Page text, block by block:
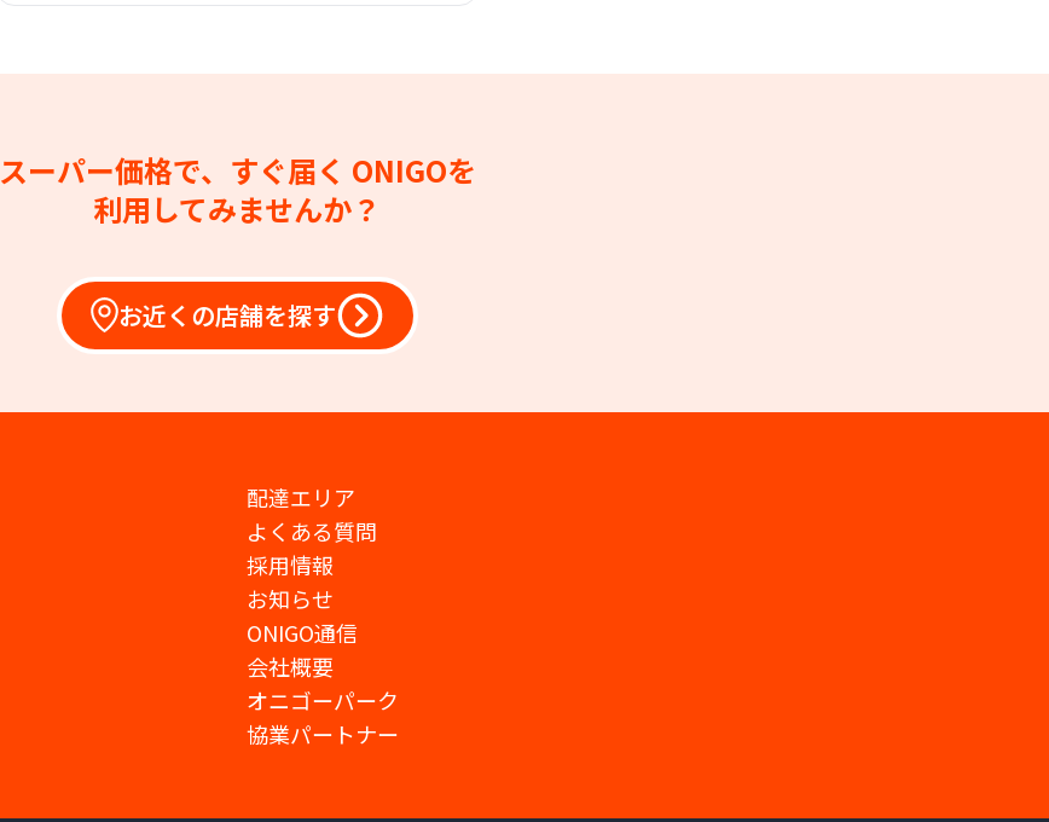
スーパー価格で、すぐ届く ONIGOを
利用してみませんか？
お近くの店舗を探す
配達エリア
よくある質問
採用情報
お知らせ
ONIGO通信
会社概要
オニゴーパーク
協業パートナー